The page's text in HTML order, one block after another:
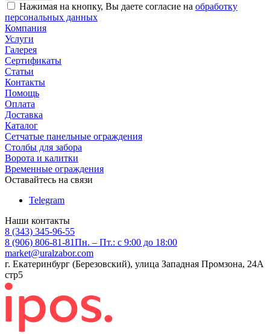
Нажимая на кнопку, Вы даете согласие на обработку
персональных данных
Компания
Услуги
Галерея
Сертификаты
Статьи
Контакты
Помощь
Оплата
Доставка
Каталог
Сетчатые панельные ограждения
Столбы для забора
Ворота и калитки
Временные ограждения
Оставайтесь на связи
Telegram
Наши контакты
8 (343) 345-96-55
8 (906) 806-81-81Пн. – Пт.: с 9:00 до 18:00
market@uralzabor.com
г. Екатеринбург (Березовский), улица Западная Промзона, 24А
стр5